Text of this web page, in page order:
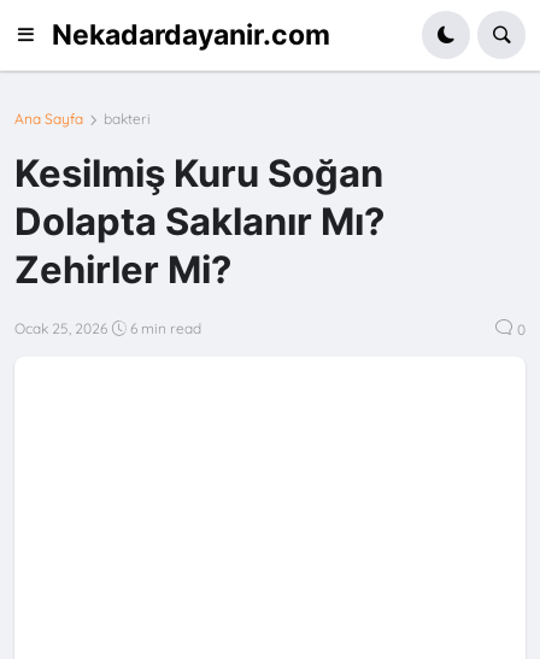
Nekadardayanir.com
Ana Sayfa bakteri
Kesilmiş Kuru Soğan
Dolapta Saklanır Mı?
Zehirler Mi?
Ocak 25, 2026 6 min read 0